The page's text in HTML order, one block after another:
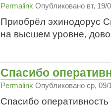
Permalink Опубликовано вт, 19/
Приобрёл эхинодорус
на высшем уровне,
Спасибо
Permalink Опубликованоср, 09/
Спасибо